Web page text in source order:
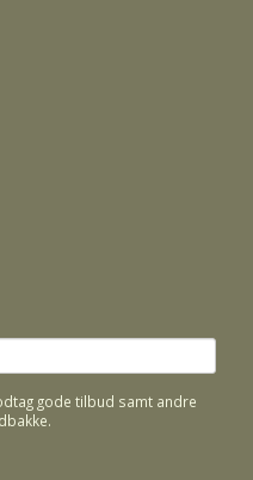
gode tilbud samt andre